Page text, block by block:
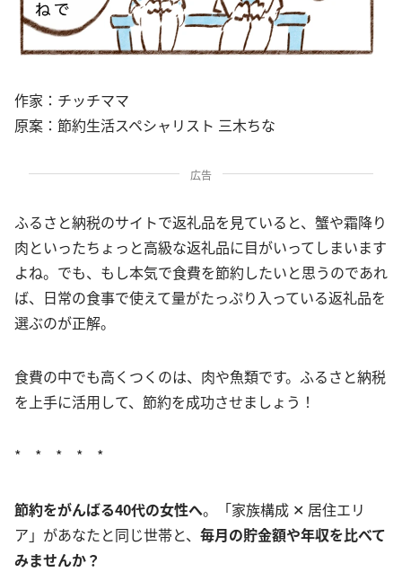
作家：チッチママ
原案：節約生活スペシャリスト 三木ちな
広告
ふるさと納税のサイトで返礼品を見ていると、蟹や霜降り
肉といったちょっと高級な返礼品に目がいってしまいます
よね。でも、もし本気で食費を節約したいと思うのであれ
ば、日常の食事で使えて量がたっぷり入っている返礼品を
選ぶのが正解。
食費の中でも高くつくのは、肉や魚類です。ふるさと納税
を上手に活用して、節約を成功させましょう！
* * * * *
節約をがんばる40代の女性へ。「家族構成 ✕ 居住エリ
ア」があなたと同じ世帯と、 毎月の貯金額や年収を比べて
みませんか？